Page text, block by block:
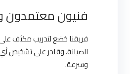
فنيون معتمدون
فريقنا خضع لتدريب مكثف
الصيانة، وقادر على تشخيص
وسرعة.